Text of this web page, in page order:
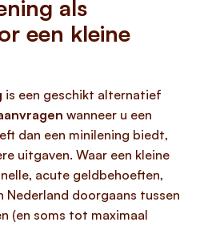
als
een kleine
is een geschikt alternatief
wanneer u een
dan een minilening biedt,
uitgaven. Waar een kleine
acute geldbehoeften,
Nederland doorgaans tussen
(en soms tot maximaal